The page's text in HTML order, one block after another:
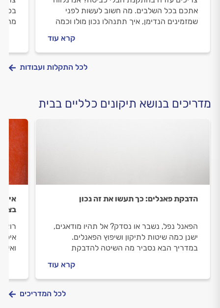
אתכם בכל השלבים. מה חשוב לעשות לפני
שמזמינים הנדימן, איך תתנהלו נכון מולו וכמה
קרא עוד
בכל
מה
לכל התקלות ועבודות
מדריכים בנושא תיקונים כלליים בבית
הדבקת פאנלים: כך תעשו את זה נכון
הפאנל נפל, נשבר או נסדק? אל תהיו מודאגים,
ישנן כמה שיטות לתיקון ושיפוץ הפאנלים.
במדריך הבא נסביר מה השיטה להדבקת
קרא עוד
איך
לכל המדריכים